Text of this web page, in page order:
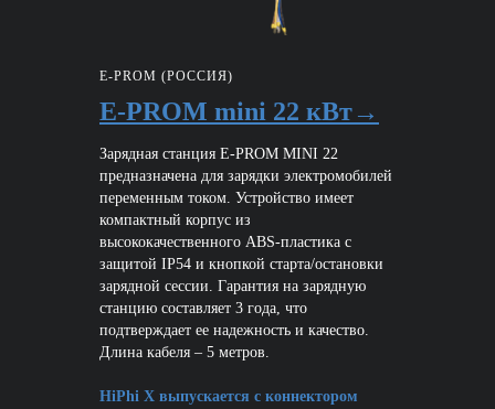
E-PROM (РОССИЯ)
E-PROM mini 22 кВт→
Зарядная станция E-PROM MINI 22
предназначена для зарядки электромобилей
переменным током. Устройство имеет
компактный корпус из
высококачественного ABS-пластика с
защитой IP54 и кнопкой старта/остановки
зарядной сессии. Гарантия на зарядную
станцию составляет 3 года, что
подтверждает ее надежность и качество.
Длина кабеля – 5 метров.
HiPhi X выпускается с коннектором